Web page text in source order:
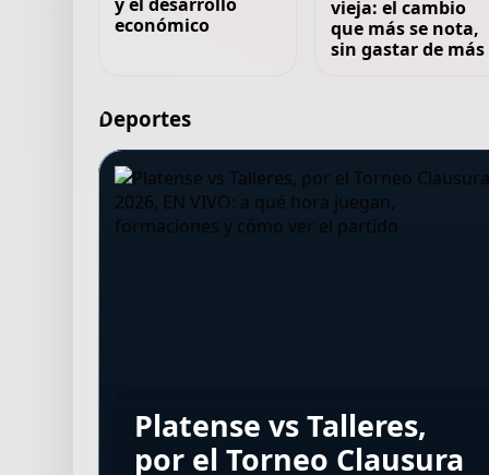
económico
vieja: el cambio
que más se nota,
sin gastar de más
Deportes
La historia de película
del argentino que hizo
La historia de Faten
Ben Omar el Azizi, la
Vélez vs
Independiente, por el
Platense vs Talleres,
por el Torneo Clausura
Independiente
Rivadavia por el